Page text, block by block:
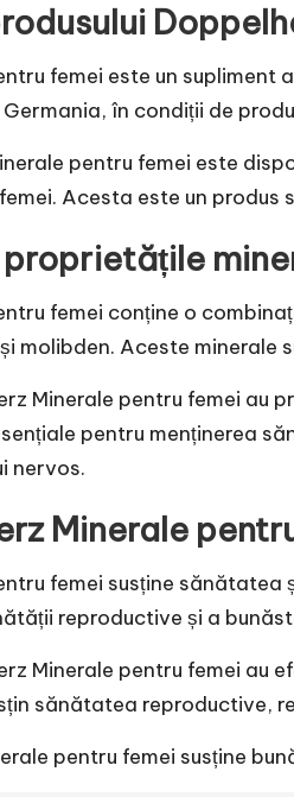
femei este un
în condiții de
pentru femei este
Acesta este un
femei conține o
molibden. Aceste
Minerale pentru femei au
pentru menținerea
nervos.
Minerale
femei susține
reproductive și a
Minerale pentru femei
sănătatea reproductive,
pentru femei susține